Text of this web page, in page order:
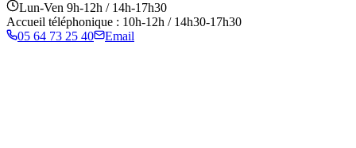
Lun-Ven 9h-12h / 14h-17h30
Accueil téléphonique : 10h-12h / 14h30-17h30
05 64 73 25 40
Email